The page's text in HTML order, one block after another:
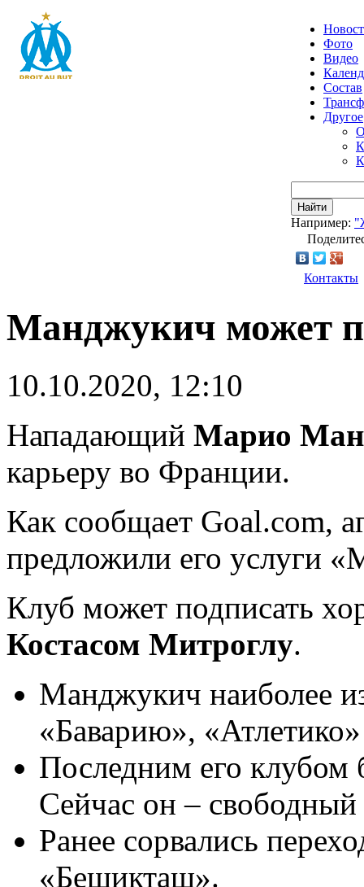
Фото
Видео
Состав
Другое
Найти
Например:
Контакты
Манджукич может
10.10.2020, 12:10
Нападающий Марио
карьеру во Франции.
Как сообщает Goal.com,
предложили его услуги
Клуб может подписать
Костасом Митроглу.
Манджукич наиболее
«Баварию»,
Последним его клубом
Сейчас он – свободный
Ранее сорвались
«Бешикташ».